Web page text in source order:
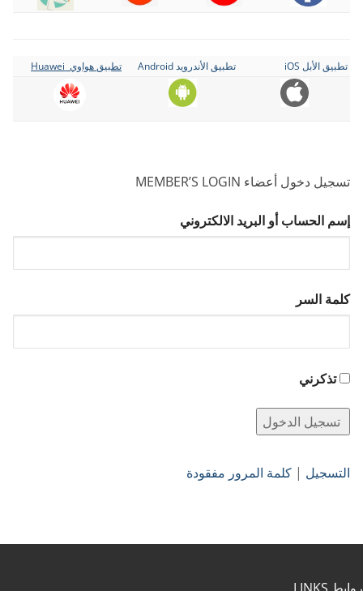
تطبيق الأبل iOS تطبيق الأندرويد Android تطبيق هواوي Huawei
تسجيل دخول أعضاء MEMBER’S LOGIN
إسم الحساب أو البريد الالكتروني
كلمة السر
تذكرني
التسجيل | كلمة المرور مفقودة